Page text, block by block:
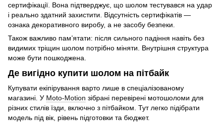
сертифікації. Вона підтверджує, що шолом тестувався на удар
і реально здатний захистити. Відсутність сертифікатів —
ознака декоративного виробу, а не засобу безпеки.
Також важливо пам’ятати: після сильного падіння навіть без
видимих тріщин шолом потрібно міняти. Внутрішня структура
може бути пошкоджена.
Де вигідно купити шолом на пітбайк
Купувати екіпірування варто лише в спеціалізованому
магазині. У Moto-Motion зібрані перевірені мотошоломи для
різних стилів їзди, включно з пітбайком. Тут легко підібрати
модель під вік, рівень підготовки та бюджет.